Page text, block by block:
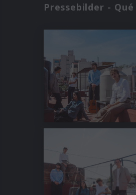
Pressebilder -